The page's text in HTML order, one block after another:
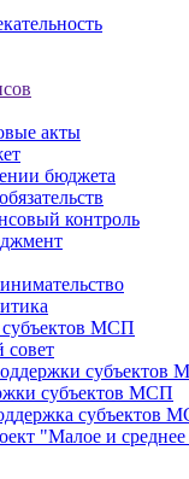
акты
бюджета
контроль
субъектов МСП
субъектов
субъектов МСП
субъектов
"Малое и